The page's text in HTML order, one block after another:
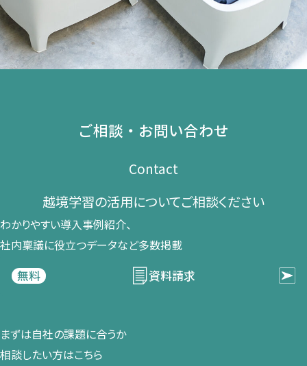
ご相談・お問い合わせ
Contact
越境学習の​活用に​ついて​ご相談ください​
わかりやすい導入事例紹介、​
社内稟議に​役立つデータなど​多数掲載
無料
資料請求
まずは​自社の​課題に​合うか​
相談したい方は​こちら